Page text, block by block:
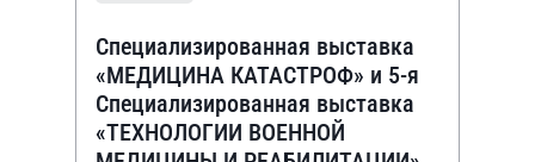
Специализированная выставка
«МЕДИЦИНА КАТАСТРОФ» и 5-я
Специализированная выставка
«ТЕХНОЛОГИИ ВОЕННОЙ